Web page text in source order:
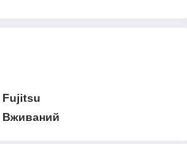
Fujitsu
Вживаний